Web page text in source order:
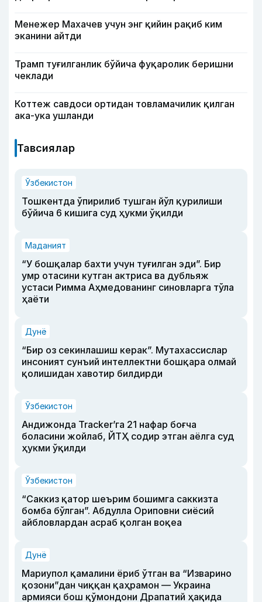
Менежер Махачев учун энг қийин рақиб ким
эканини айтди
Трамп туғилганлик бўйича фуқаролик беришни
чеклади
Коттеж савдоси ортидан товламачилик қилган
ака-ука ушланди
Тавсиялар
Ўзбекистон
Тошкентда ўпирилиб тушган йўл қурилиши
бўйича 6 кишига суд ҳукми ўқилди
Маданият
“У бошқалар бахти учун туғилган эди”. Бир
умр отасини кутган актриса ва дубльяж
устаси Римма Аҳмедованинг синовларга тўла
ҳаёти
Дунё
“Бир оз секинлашиш керак”. Мутахассислар
инсоният сунъий интеллектни бошқара олмай
қолишидан хавотир билдирди
Ўзбекистон
Андижонда Tracker’га 21 нафар боғча
боласини жойлаб, ЙТҲ содир этган аёлга суд
ҳукми ўқилди
Ўзбекистон
“Саккиз қатор шеърим бошимга саккизта
бомба бўлган”. Абдулла Ориповни сиёсий
айбловлардан асраб қолган воқеа
Дунё
Мариупол қамалини ёриб ўтган ва “Изварино
қозони”дан чиққан қаҳрамон — Украина
армияси бош қўмондони Драпатий ҳақида